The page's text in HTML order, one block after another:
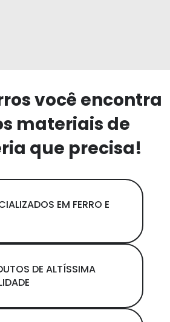
você encontra
materiais de
que precisa!
EM FERRO E
DE ALTÍSSIMA